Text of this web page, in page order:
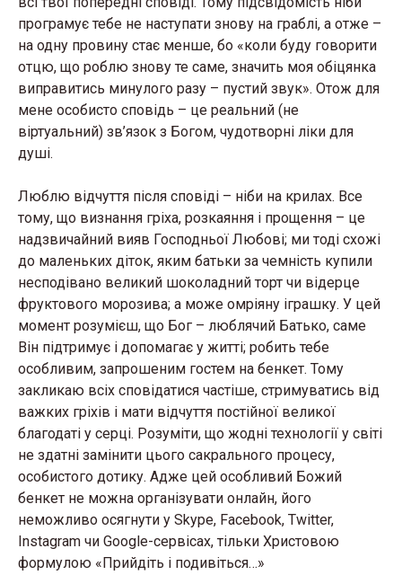
програмує тебе не наступати знову на граблі, а отже –
на одну провину стає менше, бо «коли буду говорити
отцю, що роблю знову те саме, значить моя обіцянка
виправитись минулого разу – пустий звук». Отож для
мене особисто сповідь – це реальний (не
віртуальний) зв’язок з Богом, чудотворні ліки для
душі.
Люблю відчуття після сповіді – ніби на крилах. Все
тому, що визнання гріха, розкаяння і прощення – це
надзвичайний вияв Господньої Любові; ми тоді схожі
до маленьких діток, яким батьки за чемність купили
несподівано великий шоколадний торт чи відерце
фруктового морозива; а може омріяну іграшку. У цей
момент розумієш, що Бог – люблячий Батько, саме
Він підтримує і допомагає у житті; робить тебе
особливим, запрошеним гостем на бенкет. Тому
закликаю всіх сповідатися частіше, стримуватись від
важких гріхів і мати відчуття постійної великої
благодаті у серці. Розуміти, що жодні технології у світі
не здатні замінити цього сакрального процесу,
особистого дотику. Адже цей особливий Божий
бенкет не можна організувати онлайн, його
неможливо осягнути у Skype, Facebook, Twitter,
Instagram чи Google-сервісах, тільки Христовою
формулою «Прийдіть і подивіться…»